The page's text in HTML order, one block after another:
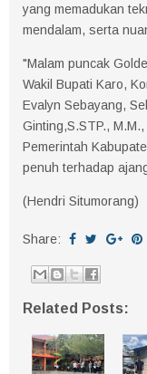
yang memadukan
mendalam, serta
"Malam puncak
Wakil Bupati Karo,
Evalyn Sebayang,
Ginting,S.STP.,
Pemerintah
penuh terhadap
(Hendri Situmorang)
Share:
Related Posts: